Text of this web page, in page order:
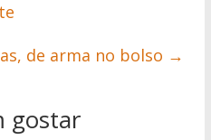
de arma no bolso →
gostar